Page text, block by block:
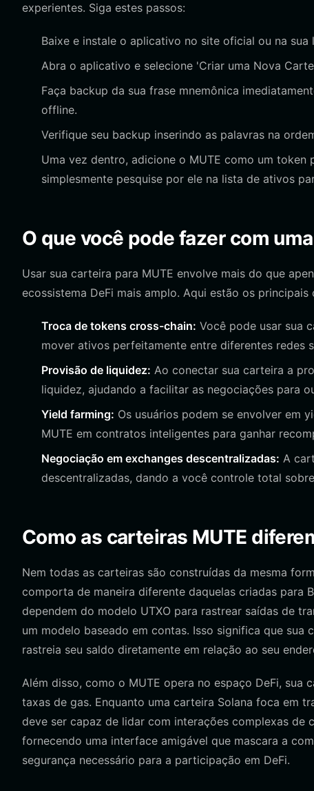
experientes. Siga estes passos:
Baixe e instale o aplicativo no site oficial ou na sua
Abra o aplicativo e selecione 'Criar uma Nova
Faça backup da sua frase mnemônica
offline.
Verifique seu backup inserindo as palavras na
Uma vez dentro, adicione o MUTE como um
simplesmente pesquise por ele na lista de ativos
O que você pode fazer com
Usar sua carteira para MUTE envolve mais do que
ecossistema DeFi mais amplo. Aqui estão os principais
Troca de tokens cross-chain: Você pode usar sua
mover ativos perfeitamente entre diferentes redes
Provisão de liquidez: Ao conectar sua carteira a
liquidez, ajudando a facilitar as negociações para
Yield farming: Os usuários podem se envolver em
MUTE em contratos inteligentes para ganhar
Negociação em exchanges descentralizadas: A
descentralizadas, dando a você controle total
Como as carteiras MUTE
Nem todas as carteiras são construídas da mesma
comporta de maneira diferente daquelas criadas para
dependem do modelo UTXO para rastrear saídas de
um modelo baseado em contas. Isso significa que
rastreia seu saldo diretamente em relação ao seu
Além disso, como o MUTE opera no espaço DeFi,
taxas de gas. Enquanto uma carteira Solana foca em
deve ser capaz de lidar com interações complexas de
fornecendo uma interface amigável que mascara a
segurança necessário para a participação em DeFi.